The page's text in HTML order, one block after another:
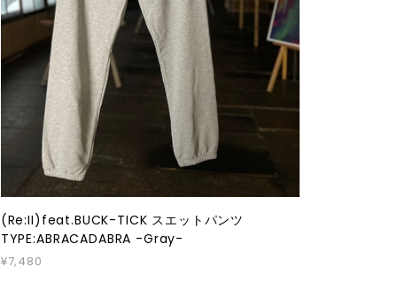
(Re:II)feat.BUCK-TICK スエットパンツ
TYPE:ABRACADABRA -Gray-
¥7,480